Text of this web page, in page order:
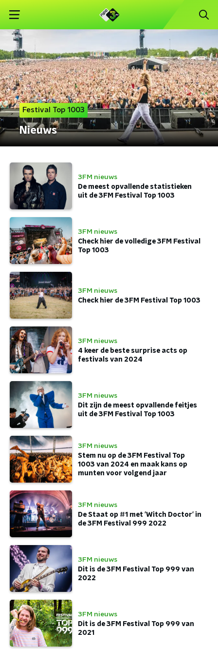
Festival Top 1003
Nieuws
3FM nieuws
De meest opvallende statistieken
uit de 3FM Festival Top 1003
3FM nieuws
Check hier de volledige 3FM Festival
Top 1003
3FM nieuws
Check hier de 3FM Festival Top 1003
3FM nieuws
4 keer de beste surprise acts op
festivals van 2024
3FM nieuws
Dit zijn de meest opvallende feitjes
uit de 3FM Festival Top 1003
3FM nieuws
Stem nu op de 3FM Festival Top
1003 van 2024 en maak kans op
munten voor volgend jaar
3FM nieuws
De Staat op #1 met 'Witch Doctor' in
de 3FM Festival 999 2022
3FM nieuws
Dit is de 3FM Festival Top 999 van
2022
3FM nieuws
Dit is de 3FM Festival Top 999 van
2021